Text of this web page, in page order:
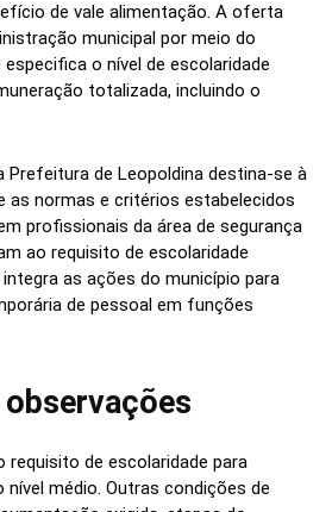
de vale alimentação. A oferta
municipal por meio do
o nível de escolaridade
totalizada, incluindo o
Prefeitura de Leopoldina destina-se à
normas e critérios estabelecidos
profissionais da área de segurança
ao requisito de escolaridade
as ações do município para
de pessoal em funções
requisito de escolaridade para
médio. Outras condições de